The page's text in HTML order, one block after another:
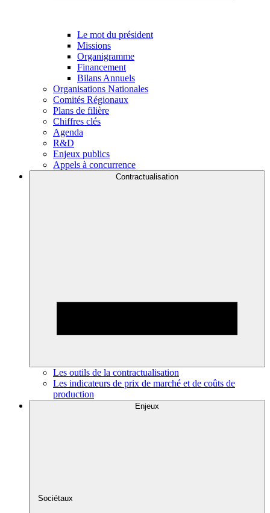
Le mot du président
Missions
Organigramme
Financement
Bilans Annuels
Organisations Nationales
Comités Régionaux
Plans de filière
Chiffres clés
Agenda
R&D
Enjeux publics
Appels à concurrence
Contractualisation
Les outils de la contractualisation
Les indicateurs de prix de marché et de coûts de
production
Enjeux
Sociétaux